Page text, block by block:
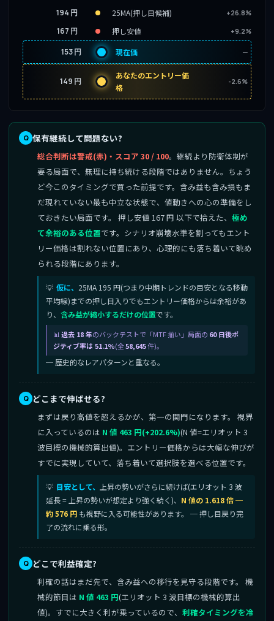
194 円 25MA(押し目候補) +26.8%
167 円 押し安値 +9.2%
153 円 現在価 ─
149 円
あなたのエントリー価
格
-2.6%
保有継続して問題ない?
総合判断は警戒(赤)・スコア 30 / 100。継続より防衛体制が
要る局面で、無理に持ち続ける段階ではありません。ちょう
ど今このタイミングで買った前提です。含み益も含み損もま
だ現れていない最も中立な状態で、値動きへの心の準備をし
ておきたい局面です。 押し安値 167 円 以下で拾えた、 極め
て余裕のある位置です。シナリオ崩壊水準を割ってもエント
リー価格は割れない位置にあり、心理的にも落ち着いて眺め
られる段階にあります。
仮に、 25MA 195 円(つまり中期トレンドの目安となる移動
平均線)までの押し目入りでもエントリー価格からは余裕があ
り、 含み益が縮小するだけの位置です。
過去 18 年のバックテストで「MTF 揃い」局面の 60 日後ポ
ジティブ率は 51.1%(全58,645件)。
─ 歴史的なレアパターンと重なる。
どこまで伸ばせる?
まずは戻り高値を超えるかが、第一の関門になります。 視界
に入っているのは N 値 463 円(+202.6%)(N 値=エリオット 3
波目標の機械的算出値)。エントリー価格からは大幅な伸びが
すでに実現していて、落ち着いて選択肢を選べる位置です。
目安として、
上昇の勢いがさらに続けば(エリオット 3 波
延長 = 上昇の勢いが想定より強く続く)、 N 値の 1.618 倍 ─
約 576 円 も視野に入る可能性があります。 ─ 押し目戻り完
了の流れに乗る形。
どこで利益確定?
利確の話はまだ先で、含み益への移行を見守る段階です。 機
械的節目は N 値 463 円(エリオット 3 波目標の機械的算出
値)。すでに大きく利が乗っているので、 利確タイミングを冷